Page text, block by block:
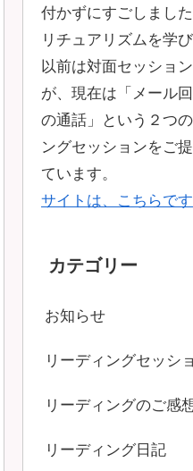
付かずにすごしまし
リチュアリズムを学
以前は対面セッショ
が、現在は「メール
の通話」という２つ
ングセッションをご
ています。
サイトは、こちらです
カテゴリー
お知らせ
リーディングセッシ
リーディングのご感
リーディング日記